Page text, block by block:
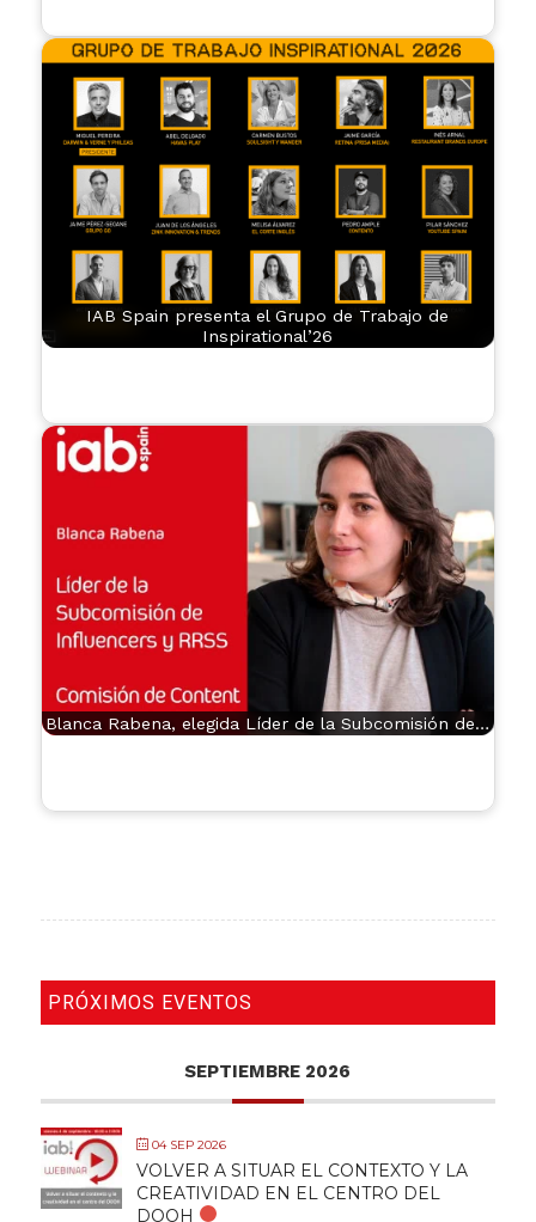
IAB Spain presenta el Grupo de Trabajo de
Inspirational’26
Blanca Rabena, elegida Líder de la Subcomisión de…
PRÓXIMOS EVENTOS
SEPTIEMBRE 2026
04 SEP 2026
VOLVER A SITUAR EL CONTEXTO Y LA
CREATIVIDAD EN EL CENTRO DEL
DOOH